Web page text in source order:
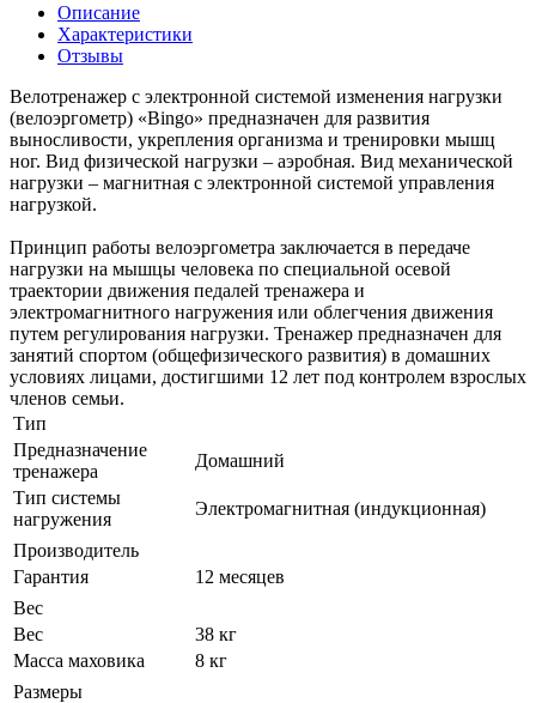
Описание
Характеристики
Отзывы
Велотренажер с электронной системой изменения нагрузки
(велоэргометр) «Bingo» предназначен для развития
выносливости, укрепления организма и тренировки мышц
ног. Вид физической нагрузки – аэробная. Вид механической
нагрузки – магнитная с электронной системой управления
нагрузкой.
Принцип работы велоэргометра заключается в передаче
нагрузки на мышцы человека по специальной осевой
траектории движения педалей тренажера и
электромагнитного нагружения или облегчения движения
путем регулирования нагрузки. Тренажер предназначен для
занятий спортом (общефизического развития) в домашних
условиях лицами, достигшими 12 лет под контролем взрослых
членов семьи.
Тип
Предназначение
тренажера
Домашний
Тип системы
нагружения
Электромагнитная (индукционная)
Производитель
Гарантия
12 месяцев
Вес
Вес
38 кг
Масса маховика
8 кг
Размеры